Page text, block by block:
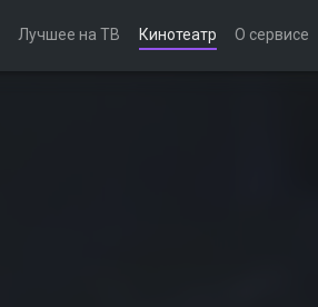
Лучшее на ТВ Кинотеатр О сервисе